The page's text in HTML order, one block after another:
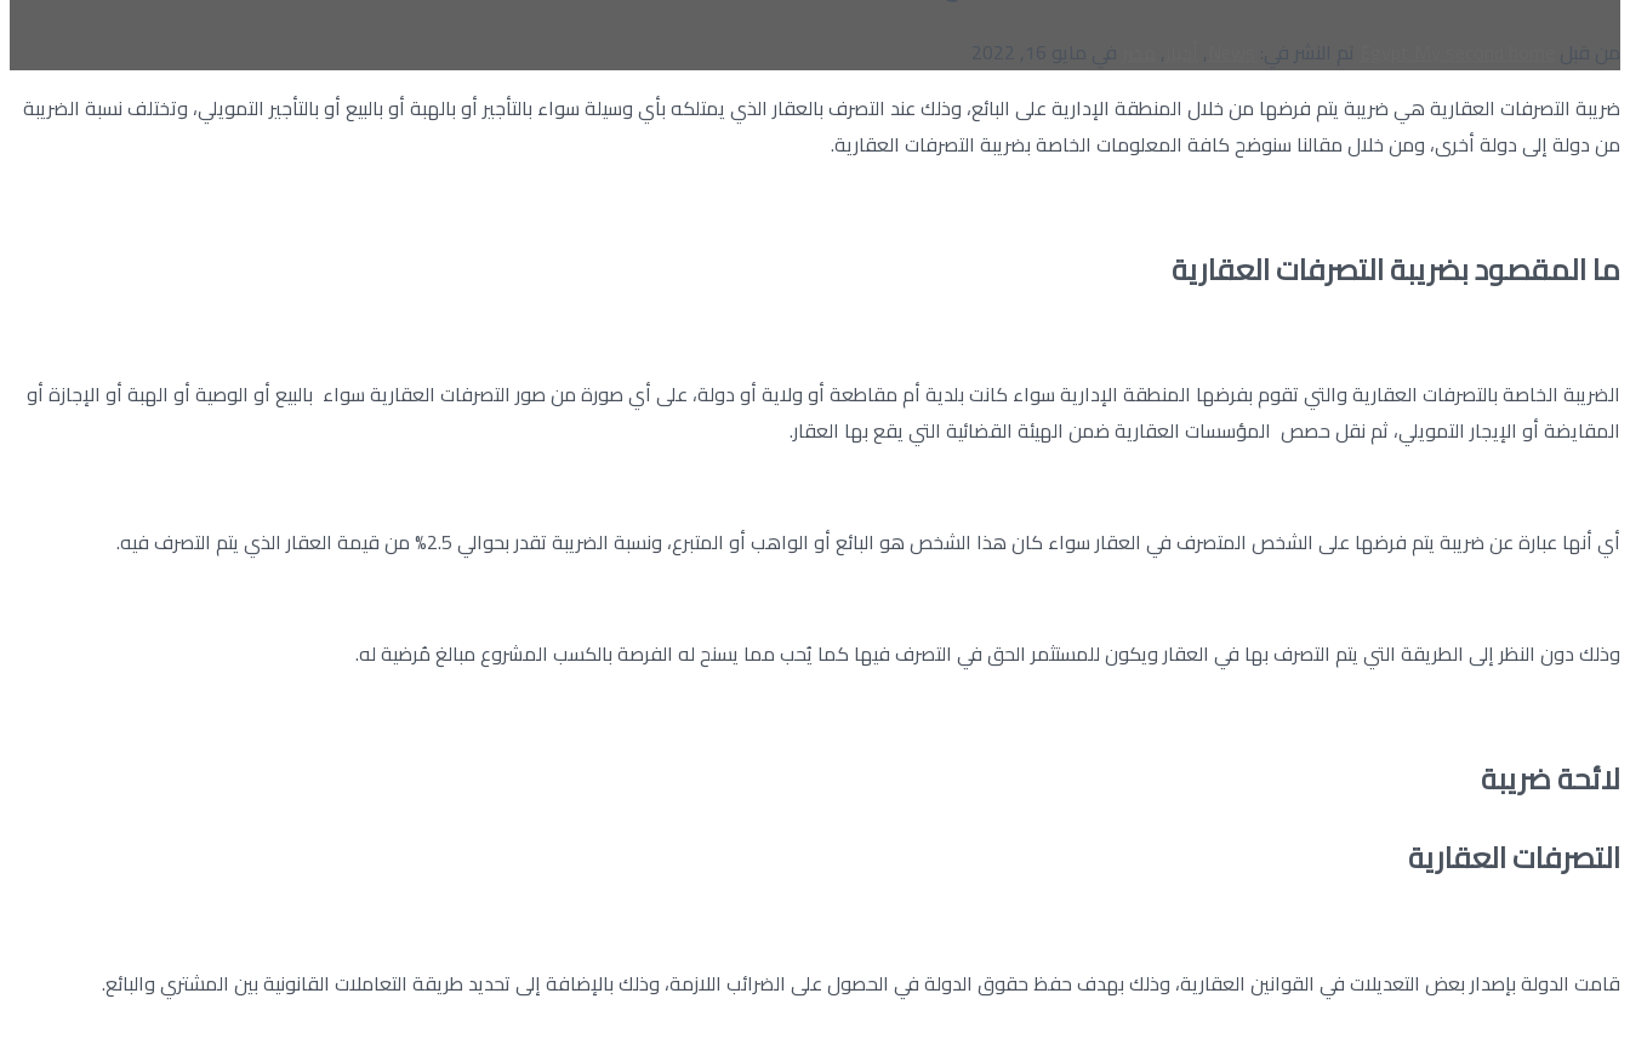
من قبل تم النشر في: في
مايو 16, 2022
ضريبة التصرفات العقارية هي ضريبة يتم فرضها من خلال المنطقة الإدارية على البائع، وذلك عند التصرف بالعقار الذي يمتلكه بأي وسيلة سواء بالتأجير أو بالهبة أو بالبيع أو بالتأجير التمويلي، وتختلف نسبة الضريبة
من دولة إلى دولة أخرى، ومن خلال مقالنا سنوضح كافة المعلومات الخاصة بضريبة التصرفات العقارية.
ما المقصود بضريبة التصرفات العقارية
الضريبة الخاصة بالتصرفات العقارية والتي تقوم بفرضها المنطقة الإدارية سواء كانت بلدية أم مقاطعة أو ولاية أو دولة، على أي صورة من صور التصرفات العقارية سواء بالبيع أو الوصية أو الهبة أو الإجازة أو
المقايضة أو الإيجار التمويلي، ثم نقل حصص المؤسسات العقارية ضمن الهيئة القضائية التي يقع بها العقار.
أي أنها عبارة عن ضريبة يتم فرضها على الشخص المتصرف في العقار سواء كان هذا الشخص هو البائع أو الواهب أو المتبرع، ونسبة الضريبة تقدر بحوالي 2.5% من قيمة العقار الذي يتم التصرف فيه.
وذلك دون النظر إلى الطريقة التي يتم التصرف بها في العقار ويكون للمستثمر الحق في التصرف فيها كما يُحب مما يسنح له الفرصة بالكسب المشروع مبالغ مُرضية له.
لائحة ضريبة
التصرفات العقارية
قامت الدولة بإصدار بعض التعديلات في القوانين العقارية، وذلك بهدف حفظ حقوق الدولة في الحصول على الضرائب اللازمة، وذلك بالإضافة إلى تحديد طريقة التعاملات القانونية بين المشتري والبائع.